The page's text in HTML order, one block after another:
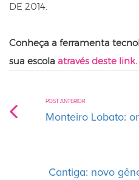
DE 2014.
Conheça a ferramenta
sua escola através deste link.
POST ANTERIOR
Monteiro Lobato:
Cantiga: novo